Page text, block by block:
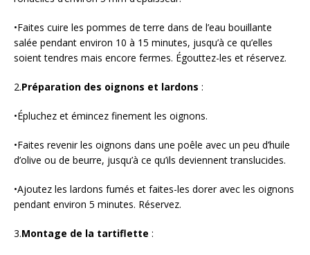
•Faites cuire les pommes de terre dans de l’eau bouillante
salée pendant environ 10 à 15 minutes, jusqu’à ce qu’elles
soient tendres mais encore fermes. Égouttez-les et réservez.
2.Préparation des oignons et lardons :
•Épluchez et émincez finement les oignons.
•Faites revenir les oignons dans une poêle avec un peu d’huile
d’olive ou de beurre, jusqu’à ce qu’ils deviennent translucides.
•Ajoutez les lardons fumés et faites-les dorer avec les oignons
pendant environ 5 minutes. Réservez.
3.Montage de la tartiflette :